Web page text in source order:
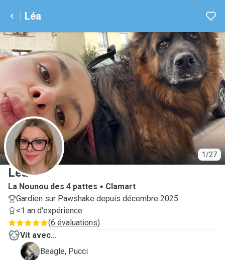
Léa
1/27
L
Léa
La Nounou des 4 pattes
Clamart
Gardien sur Pawshake depuis décembre 2025
<1 an d'expérience
(6 évaluations)
Vit avec...
P
Beagle, Pucci